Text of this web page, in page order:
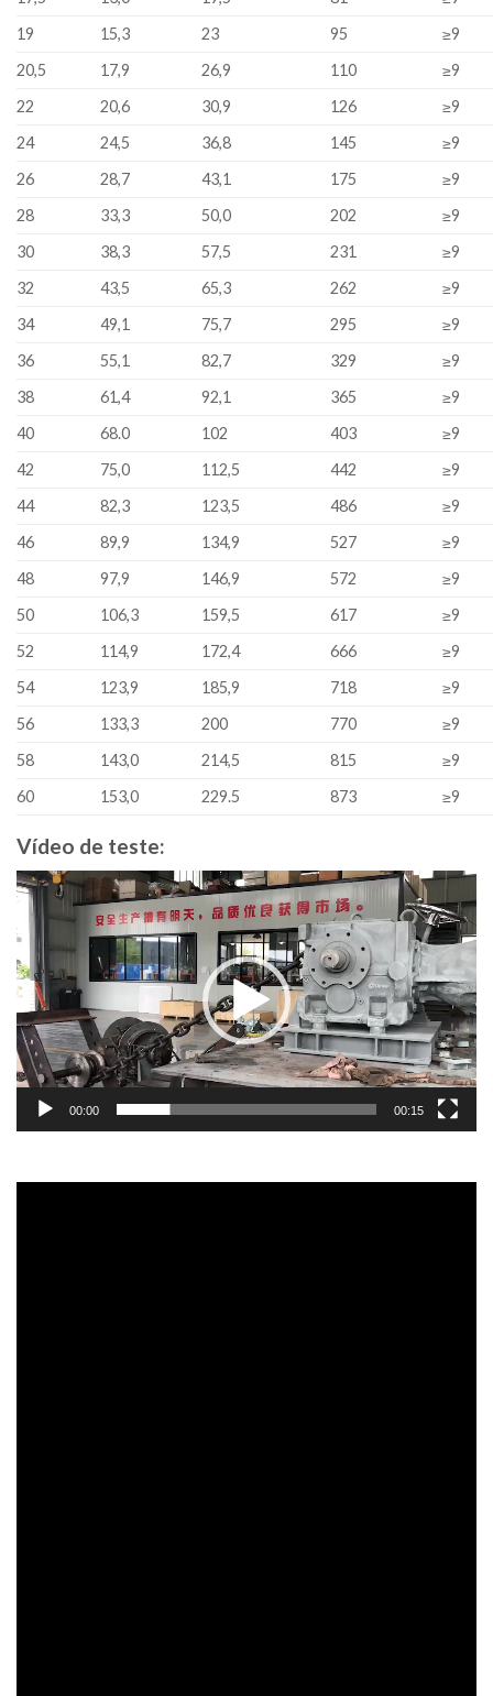
19
15,3 23 95
≥9
20,5
17,9 26,9 110
≥9
22
20,6 30,9 126
≥9
24
24,5 36,8 145
≥9
26
28,7 43,1 175
≥9
28
33,3 50,0 202
≥9
30
38,3 57,5 231
≥9
32
43,5 65,3 262
≥9
34
49,1 75,7 295
≥9
36
55,1 82,7 329
≥9
38
61,4 92,1 365
≥9
40
68.0 102 403
≥9
42
75,0 112,5 442
≥9
44
82,3 123,5 486
≥9
46
89,9 134,9 527
≥9
48
97,9 146,9 572
≥9
50
106,3 159,5 617
≥9
52
114,9 172,4 666
≥9
54
123,9 185,9 718
≥9
56
133,3 200 770
≥9
58
143,0 214,5 815
≥9
60
153,0 229.5 873 ≥9
Vídeo de teste:
Video
Player
00:00 00:15